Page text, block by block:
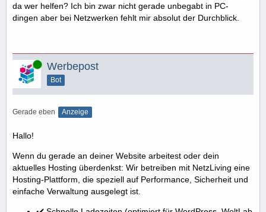
da wer helfen? Ich bin zwar nicht gerade unbegabt in PC-
dingen aber bei Netzwerken fehlt mir absolut der Durchblick.
Online Werbepost
Bot
Gerade eben Anzeige
Hallo!
Wenn du gerade an deiner Website arbeitest oder dein
aktuelles Hosting überdenkst: Wir betreiben mit NetzLiving eine
Hosting-Plattform, die speziell auf Performance, Sicherheit und
einfache Verwaltung ausgelegt ist.